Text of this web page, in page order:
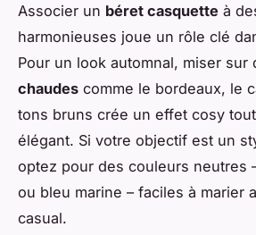
Associer un béret casquette à
harmonieuses joue un rôle clé
Pour un look automnal, miser sur
chaudes comme le bordeaux, le
tons bruns crée un effet cosy
élégant. Si votre objectif est un
optez pour des couleurs neutres
ou bleu marine – faciles à marier
casual.